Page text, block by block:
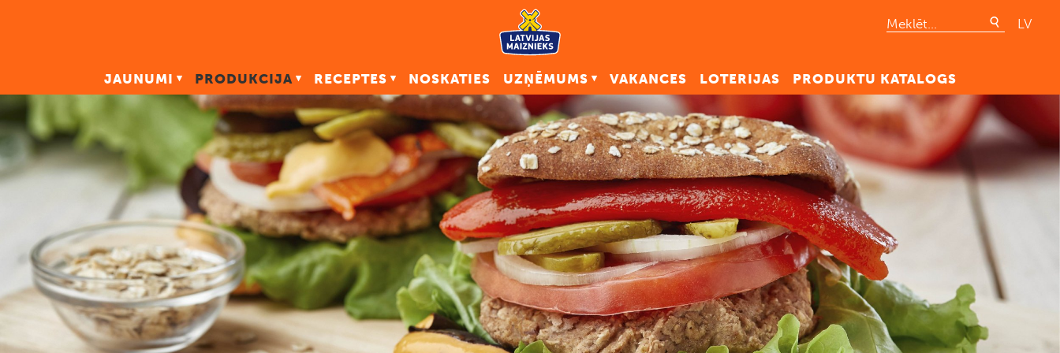
LV
JAUNUMI PRODUKCIJA RECEPTES NOSKATIES UZŅĒMUMS VAKANCES LOTERIJAS PRODUKTU KATALOGS